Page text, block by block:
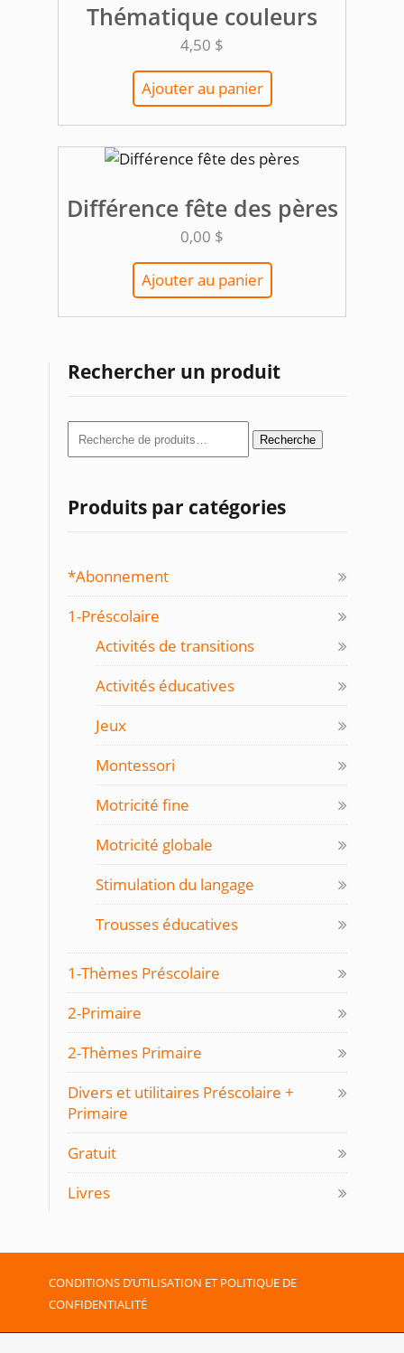
Thématique couleurs
4,50 $
Ajouter au panier
Différence fête des pères
0,00 $
Ajouter au panier
Rechercher un produit
Recherche
pour :
Recherche
Produits par catégories
*Abonnement
1-Préscolaire
Activités de transitions
Activités éducatives
Jeux
Montessori
Motricité fine
Motricité globale
Stimulation du langage
Trousses éducatives
1-Thèmes Préscolaire
2-Primaire
2-Thèmes Primaire
Divers et utilitaires Préscolaire +
Primaire
Gratuit
Livres
CONDITIONS D’UTILISATION ET POLITIQUE DE
CONFIDENTIALITÉ